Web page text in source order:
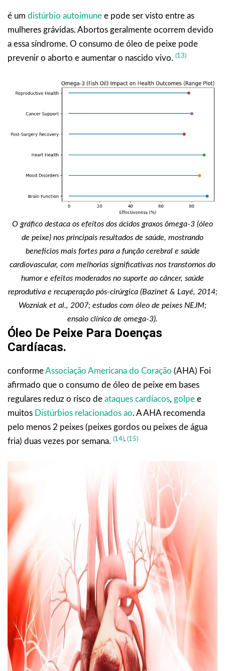
é um distúrbio autoimune e pode ser visto entre as
mulheres grávidas. Abortos geralmente ocorrem devido
a essa síndrome. O consumo de óleo de peixe pode
prevenir o aborto e aumentar o nascido vivo. (13)
O gráfico destaca os efeitos dos ácidos graxos ômega-3 (óleo
de peixe) nos principais resultados de saúde, mostrando
benefícios mais fortes para a função cerebral e saúde
cardiovascular, com melhorias significativas nos transtornos do
humor e efeitos moderados no suporte ao câncer, saúde
reprodutiva e recuperação pós-cirúrgica (Bazinet & Layé, 2014;
Wozniak et al., 2007; estudos com óleo de peixes NEJM;
ensaio clínico de omega-3).
Óleo De Peixe Para Doenças
Cardíacas.
conformeAssociação Americana do Coração (AHA) Foi
afirmado que o consumo de óleo de peixe em bases
regulares reduz o risco de ataques cardíacos, golpe e
muitos Distúrbios relacionados ao. A AHA recomenda
pelo menos 2 peixes (peixes gordos ou peixes de água
fria) duas vezes por semana. (14), (15)